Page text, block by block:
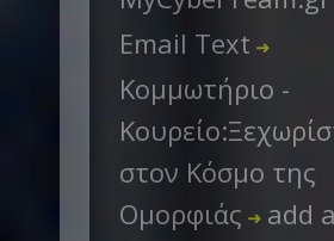
Email Text ➜
Κομμωτήριο -
στον Κόσμο της
Ομορφιάς ➜ add